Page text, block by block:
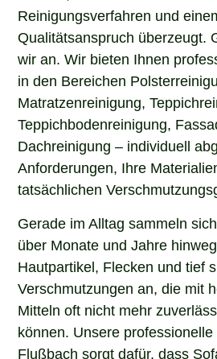
Reinigungsverfahren und
Qualitätsanspruch überzeugt.
wir an. Wir bieten Ihnen
in den Bereichen
Matratzenreinigung,
Teppichbodenreinigung,
Dachreinigung – individuell
Anforderungen, Ihre
tatsächlichen
Gerade im Alltag sammeln
über Monate und Jahre
Hautpartikel, Flecken und tief
Verschmutzungen an, die mit
Mitteln oft nicht mehr
können. Unsere
Flußbach sorgt dafür, dass